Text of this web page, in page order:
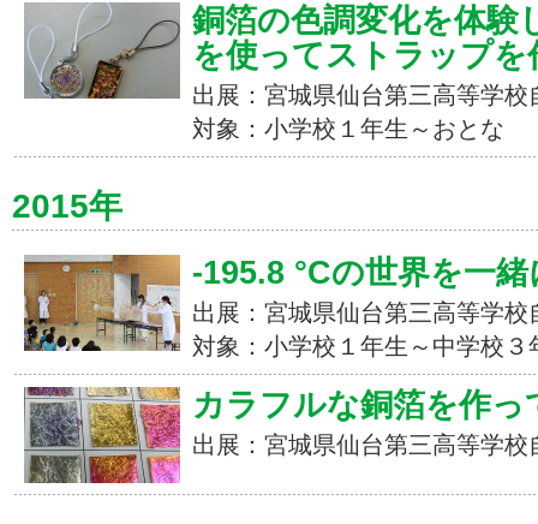
銅箔の色調変化を体験
を使ってストラップを
出展：宮城県仙台第三高等学校
対象：小学校１年生～おとな
2015年
-195.8 °Cの世界を一
出展：宮城県仙台第三高等学校
対象：小学校１年生～中学校３
カラフルな銅箔を作っ
出展：宮城県仙台第三高等学校